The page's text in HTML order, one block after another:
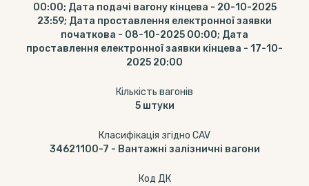
00:00; Дата подачі вагону кінцева - 20-10-2025
23:59; Дата проставлення електронної заявки
початкова - 08-10-2025 00:00; Дата
проставлення електронної заявки кінцева - 17-10-
2025 20:00
Кількість вагонів
5 штуки
Класифікація згідно CAV
34621100-7 - Вантажні залізничні вагони
Код ДК